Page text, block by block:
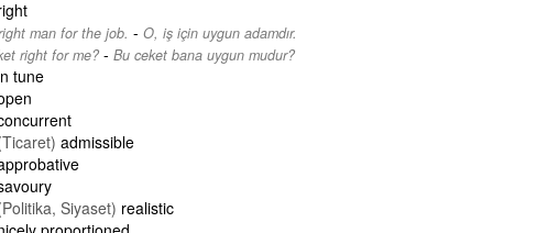
man for the job. - O, iş için uygun adamdır.
right for me?- Bu ceket bana uygun mudur?
tune
admissible
Siyaset) realistic